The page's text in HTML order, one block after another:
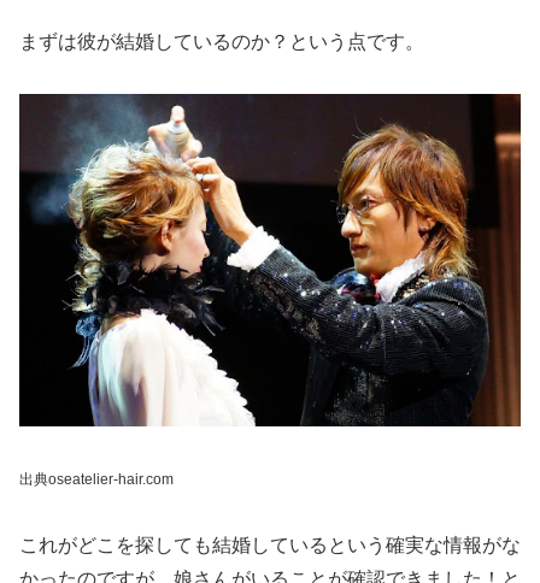
まずは彼が結婚しているのか？という点です。
出典oseatelier-hair.com
これがどこを探しても結婚しているという確実な情報がな